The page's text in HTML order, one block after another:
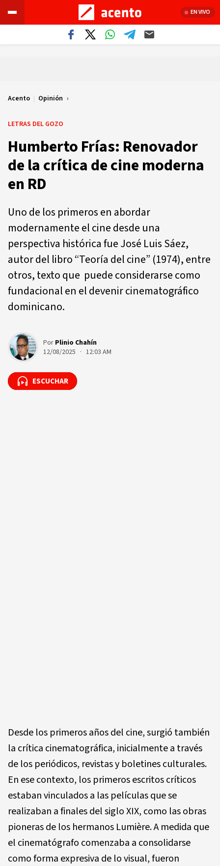
EN VIVO
Acento | Opinión
LETRAS DEL GOZO
Humberto Frías: Renovador
de la crítica de cine moderna
en RD
Uno de los primeros en abordar
modernamente el cine desde una
perspectiva histórica fue José Luis Sáez,
autor del libro “Teoría del cine” (1974), entre
otros, texto que puede considerarse como
fundacional en el devenir cinematográfico
dominicano.
Por Plinio Chahín
12/08/2025 · 12:03 AM
ESCUCHAR
ESCUCHAR
Desde los primeros años del cine, surgió también
la crítica cinematográfica, inicialmente a través
de los periódicos, revistas y boletines culturales.
En ese contexto, los primeros escritos críticos
estaban vinculados a las películas que se
realizaban a finales del siglo XIX, como las obras
pioneras de los hermanos Lumière. A medida que
el cinematógrafo comenzaba a consolidarse
como forma expresiva de lo visual, fueron